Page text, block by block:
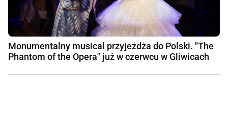
Monumentalny musical przyjeżdża do Polski. "The
Phantom of the Opera" już w czerwcu w Gliwicach